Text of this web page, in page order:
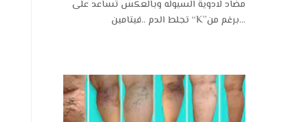
مضاد لادوية السيوله وبالعكس تساعد على
تجلط الدم ..فيتامين “K”برغم من...